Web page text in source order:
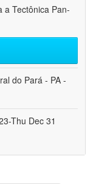
a Tectônica Pan-
do Pará - PA -
Thu Dec 31